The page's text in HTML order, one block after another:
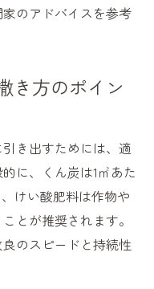
のアドバイスを参考
き方のポイン
き出すためには、適
に、くん炭は1㎡あた
けい酸肥料は作物や
とが推奨されます。
のスピードと持続性